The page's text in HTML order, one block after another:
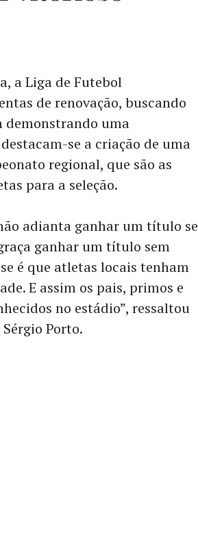
a Liga de Futebol
de renovação, buscando
demonstrando uma
se a criação de uma
regional, que são as
para a seleção.
adianta ganhar um título se
ganhar um título sem
é que atletas locais tenham
E assim os pais, primos e
no estádio”, ressaltou
Porto.